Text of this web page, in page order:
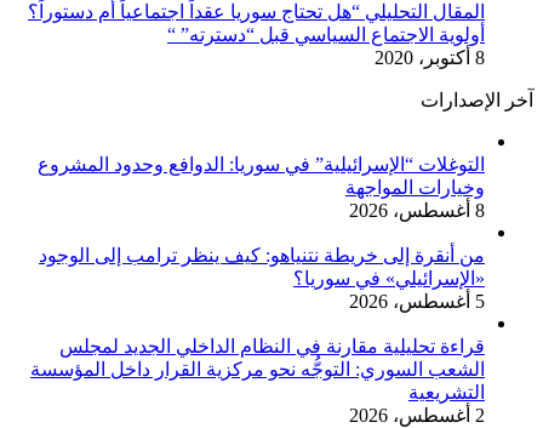
المقال التحليلي “هل تحتاج سوريا عقداً اجتماعياً أم دستوراً؟
أولوية الاجتماع السياسي قبل “دسترته” “
8 أكتوبر، 2020
آخر الإصدارات
التوغلات “الإسرائيلية” في سوريا: الدوافع وحدود المشروع
وخيارات المواجهة
8 أغسطس، 2026
من أنقرة إلى خريطة نتنياهو: كيف ينظر ترامب إلى الوجود
«الإسرائيلي» في سوريا؟
5 أغسطس، 2026
قراءة تحليلية مقارنة في النظام الداخلي الجديد لمجلس
الشعب السوري: التوجُّه نحو مركزية القرار داخل المؤسسة
التشريعية
2 أغسطس، 2026